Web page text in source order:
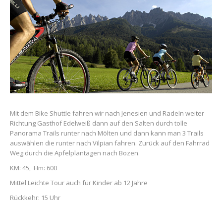
Mit dem Bike Shuttle fahren wir nach Jenesien und Radeln weiter
Richtung Gasthof Edelweiß dann auf den Salten durch tolle
Panorama Trails runter nach Mölten und dann kann man 3 Trails
auswählen die runter nach Vilpian fahren. Zurück auf den Fahrrad
Weg durch die Apfelplantagen nach Bozen.
KM: 45, Hm: 600
Mittel Leichte Tour auch für Kinder ab 12 Jahre
Rückkehr: 15 Uhr